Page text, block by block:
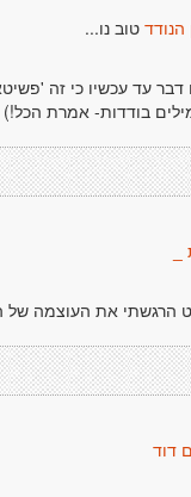
הנודד טוב נו...
עד עכשיו כי זה
בודדות- אמרת
הרגשתי את העוצמה של
דוד